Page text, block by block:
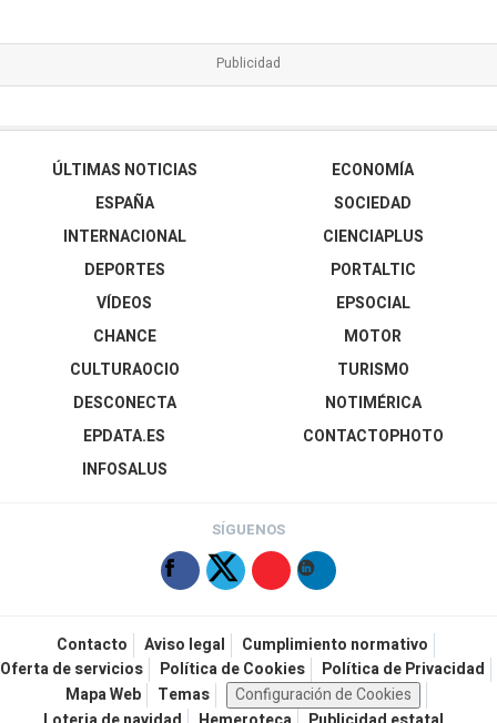
ÚLTIMAS NOTICIAS
ESPAÑA
INTERNACIONAL
DEPORTES
VÍDEOS
ECONOMÍA
SOCIEDAD
CIENCIAPLUS
PORTALTIC
EPSOCIAL
CHANCE
CULTURAOCIO
DESCONECTA
EPDATA.ES
INFOSALUS
MOTOR
TURISMO
NOTIMÉRICA
CONTACTOPHOTO
SÍGUENOS
Contacto Aviso legal
Cumplimiento normativo
Oferta de servicios
Política de Cookies
Política de Privacidad
Mapa Web
Temas
Configuración de Cookies